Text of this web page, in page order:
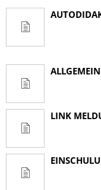
LINK